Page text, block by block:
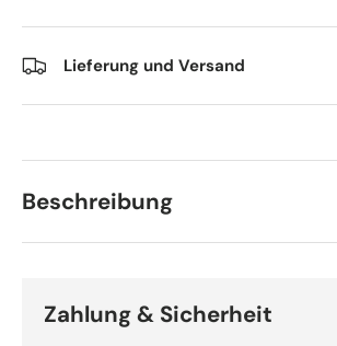
Lieferung und Versand
Beschreibung
Zahlung & Sicherheit